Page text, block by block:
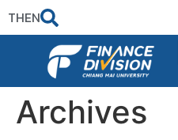
THEN
Archives